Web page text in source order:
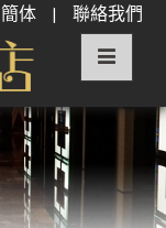
簡体 | 聯絡我們